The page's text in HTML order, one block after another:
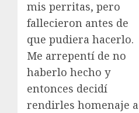
mis perritas, pero
fallecieron antes de
que pudiera hacerlo.
Me arrepentí de no
haberlo hecho y
entonces decidí
rendirles homenaje a